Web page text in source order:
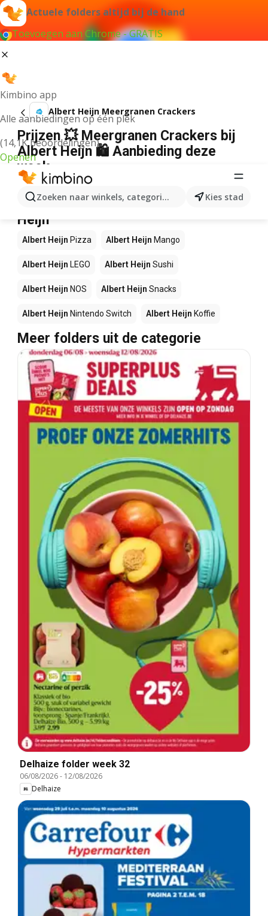
Actuele folders altijd bij de hand
Toevoegen aan Chrome - GRATIS
Kimbino app
Alle aanbiedingen op één plek
(14,1K beoordelingen)
Openen
Zoeken naar winkels, categorieën, producten...
Kies stad
Albert Heijn Meergranen Crackers
Prijzen 💥 Meergranen Crackers bij
Albert Heijn 🛍️ Aanbieding deze
week
Wij konden geen resultaten vinden voor die term.
Andere producten in winkels Albert
Heijn
Albert Heijn Pizza Albert Heijn Mango
Albert Heijn LEGO Albert Heijn Sushi
Albert Heijn NOS Albert Heijn Snacks
Albert Heijn Nintendo Switch Albert Heijn Koffie
Meer folders uit de categorie
Delhaize folder week 32
06/08/2026- 12/08/2026
Delhaize